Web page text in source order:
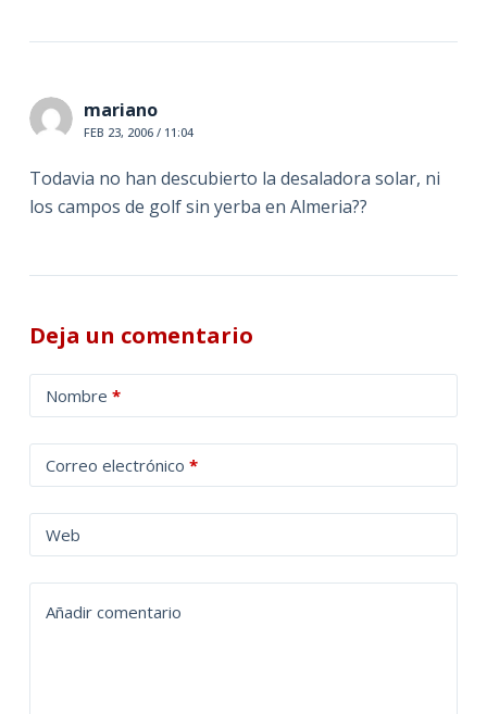
mariano
FEB 23, 2006 / 11:04
Todavia no han descubierto la desaladora solar, ni
los campos de golf sin yerba en Almeria??
Deja un comentario
Nombre *
Correo electrónico *
Web
Añadir comentario
l
t
a
t